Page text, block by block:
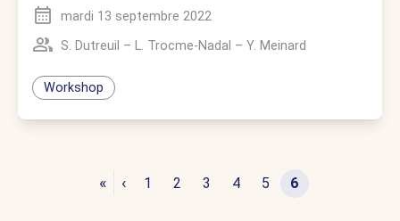
mardi 13 septembre 2022
S. Dutreuil – L. Trocme-Nadal – Y. Meinard
Workshop
« ‹ 1 2 3 4 5 6